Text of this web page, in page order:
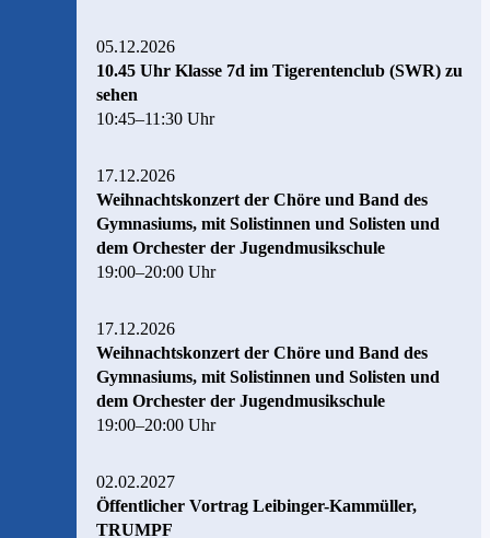
05.12.2026
10.45 Uhr Klasse 7d im Tigerentenclub (SWR) zu
sehen
10:45–11:30 Uhr
17.12.2026
Weihnachtskonzert der Chöre und Band des
Gymnasiums, mit Solistinnen und Solisten und
dem Orchester der Jugendmusikschule
19:00–20:00 Uhr
17.12.2026
Weihnachtskonzert der Chöre und Band des
Gymnasiums, mit Solistinnen und Solisten und
dem Orchester der Jugendmusikschule
19:00–20:00 Uhr
02.02.2027
Öffentlicher Vortrag Leibinger-Kammüller,
TRUMPF